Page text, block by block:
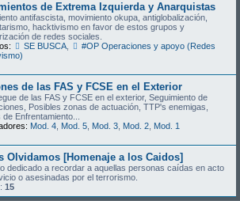
de Extrema Izquierda y Anarquistas
antifascista, movimiento okupa, antiglobalización,
hacktivismo en favor de estos grupos y
de redes sociales.
SE BUSCA,
#OP Operaciones y apoyo (Redes
de las FAS y FCSE en el Exterior
de las FAS y FCSE en el exterior, Seguimiento de
Posibles zonas de actuación, TTP's enemigas,
de Enfrentamiento...
Mod. 4 Mod. 5 Mod. 3 Mod. 2 Mod. 1
Olvidamos [Homenaje a los Caidos]
dedicado a recordar a aquellas personas caídas en acto
o asesinadas por el terrorismo.
15